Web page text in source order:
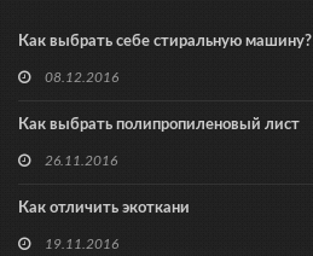
Как выбрать себе стиральную машину?
08.12.2016
Как выбрать полипропиленовый лист
26.11.2016
Как отличить экоткани
19.11.2016